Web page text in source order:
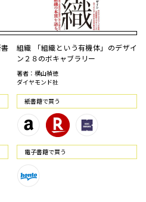
組織 「組織という有機体」のデザイ
ン２８のボキャブラリー
著者：横山禎徳
ダイヤモンド社
紙書籍で買う
電⼦書籍で買う